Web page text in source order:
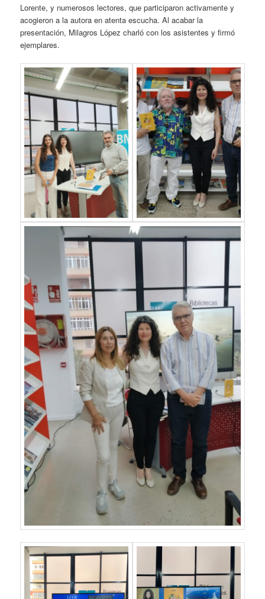
Lorente, y numerosos lectores, que participaron activamente y
acogieron a la autora en atenta escucha. Al acabar la
presentación, Milagros López charló con los asistentes y firmó
ejemplares.